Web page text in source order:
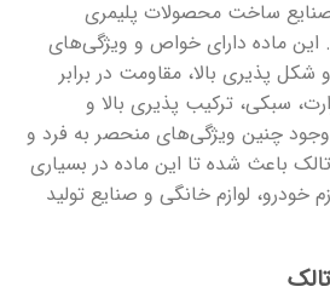
ساخت محصولات پلیمری
این ماده دارای خواص و ویژگی‌های
پذیری بالا، مقاومت در برابر
سبکی، ترکیب پذیری بالا و
چنین ویژگی‌های منحصر به فرد و
باعث شده تا این ماده در بسیاری
خودرو، لوازم خانگی و صنایع تولید